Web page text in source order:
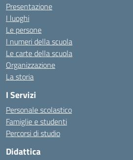
Presentazione
I luoghi
Le persone
I numeri della scuola
Le carte della scuola
Organizzazione
La storia
I Servizi
Personale scolastico
Famiglie e studenti
Percorsi di studio
Didattica